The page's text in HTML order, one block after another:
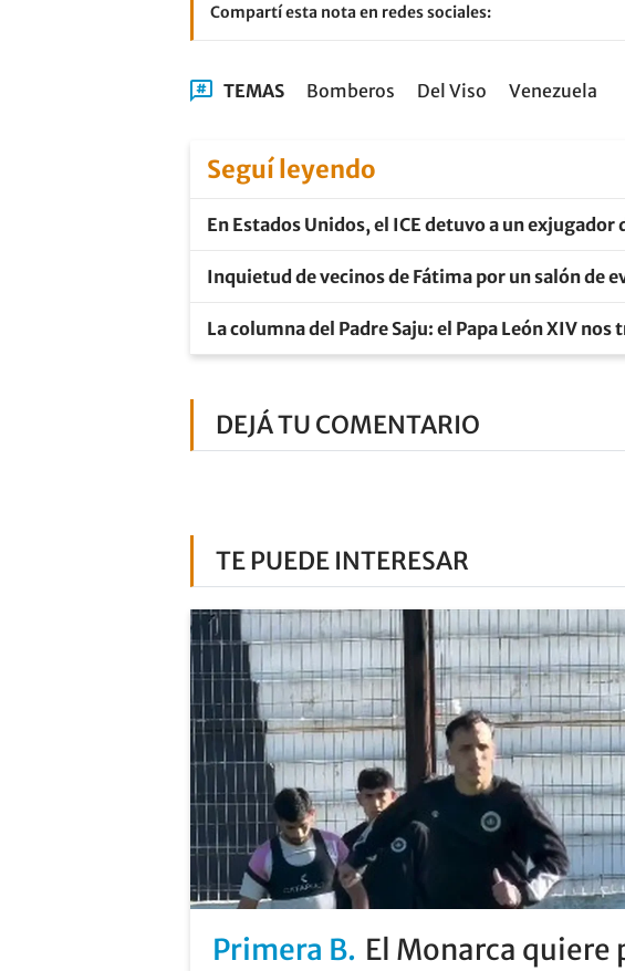
Compartí esta nota en redes sociales:
TEMAS Bomberos Del Viso Venezuela
Seguí leyendo
En Estados Unidos, el ICE detuvo a un exjugador
Inquietud de vecinos de Fátima por un salón de
La columna del Padre Saju: el Papa León XIV
DEJÁ TU COMENTARIO
TE PUEDE INTERESAR
Primera B El Monarca quiere